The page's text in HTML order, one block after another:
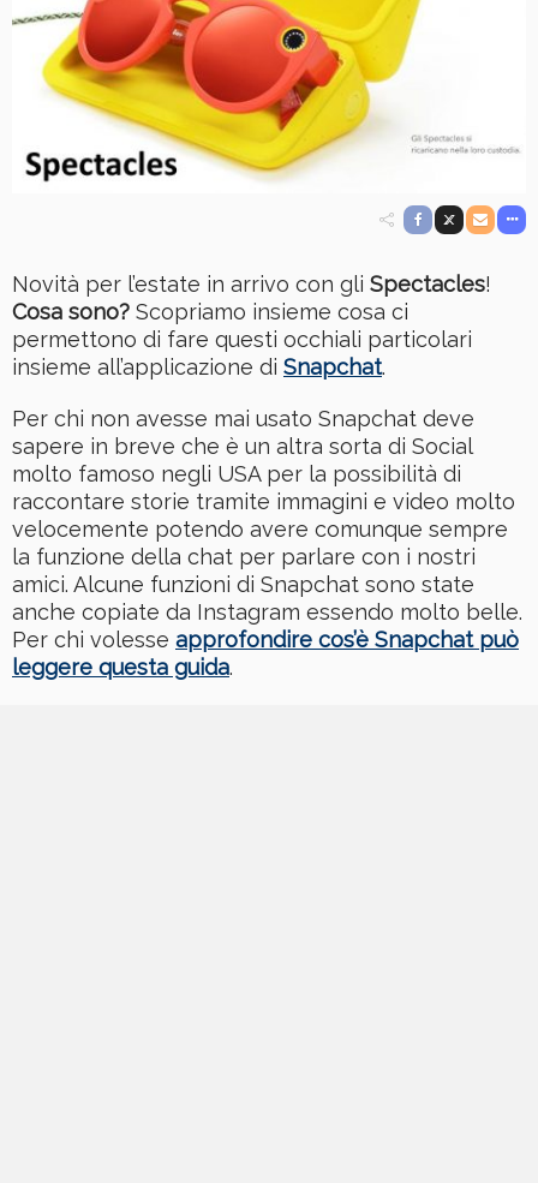
Novità per l’estate in arrivo con gli Spectacles!
Cosa sono? Scopriamo insieme cosa ci
permettono di fare questi occhiali particolari
insieme all’applicazione di Snapchat.
Per chi non avesse mai usato Snapchat deve
sapere in breve che è un altra sorta di Social
molto famoso negli USA per la possibilità di
raccontare storie tramite immagini e video molto
velocemente potendo avere comunque sempre
la funzione della chat per parlare con i nostri
amici. Alcune funzioni di Snapchat sono state
anche copiate da Instagram essendo molto belle.
Per chi volesse approfondire cos’è Snapchat può
leggere questa guida.